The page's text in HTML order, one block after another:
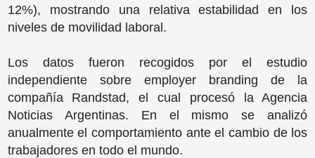
12%), mostrando una relativa estabilidad en los
niveles de movilidad laboral.
Los datos fueron recogidos por el estudio
independiente sobre employer branding de la
compañía Randstad, el cual procesó la Agencia
Noticias Argentinas. En el mismo se analizó
anualmente el comportamiento ante el cambio de los
trabajadores en todo el mundo.